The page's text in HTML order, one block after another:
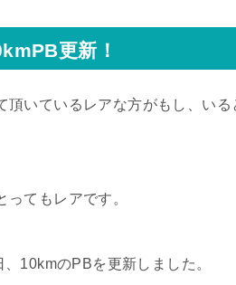
更新！
頂いているレアな方がもし、い
てもレアです。
10kmのPBを更新しました。